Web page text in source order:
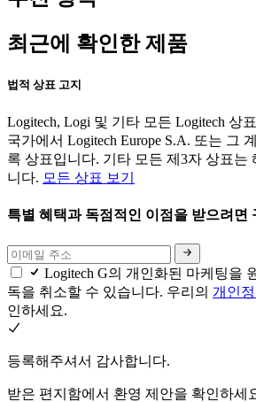
최근에 확인한 제품
법적 상표 고지
Logitech, Logi 및 기타 모든 Logitech 상
국가에서 Logitech Europe S.A. 또는 그
록 상표입니다. 기타 모든 제3자 상표는
니다. 모든 상표 보기
특별 혜택과 독점적인 이점을 받으려면
Logitech G의 개인화된 마케팅을
독을 취소할 수 있습니다. 우리의 개인
인하세요.
등록해주셔서 감사합니다.
받은 편지함에서 환영 제안을 확인하세